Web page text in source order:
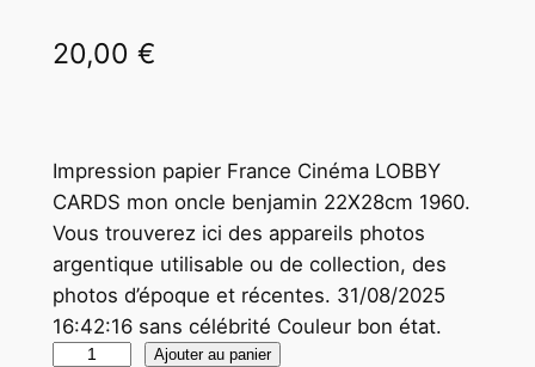
20,00 €
Impression papier France Cinéma LOBBY
CARDS mon oncle benjamin 22X28cm 1960.
Vous trouverez ici des appareils photos
argentique utilisable ou de collection, des
photos d’époque et récentes. 31/08/2025
16:42:16 sans célébrité Couleur bon état.
Ajouter au panier